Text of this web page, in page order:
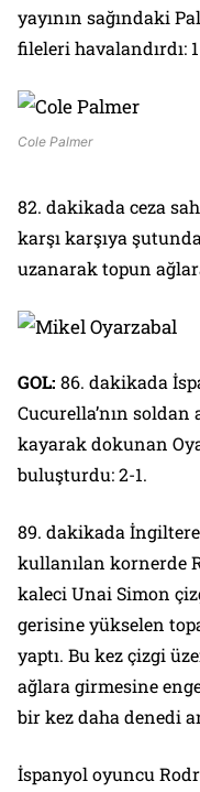
yayının sağındaki
fileleri havalandırdı:
Cole Palmer
82. dakikada ceza
karşı karşıya
uzanarak topun
GOL: 86. dakikada
Cucurella’nın
kayarak dokunan
buluşturdu: 2-1.
89. dakikada
kullanılan kornerde
kaleci Unai Simon
gerisine yükselen
yaptı. Bu kez çizgi
ağlara girmesine
bir kez daha denedi
İspanyol oyuncu